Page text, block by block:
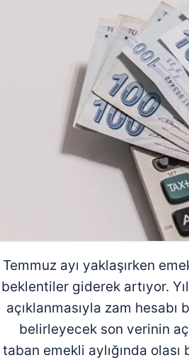
Temmuz ayı yaklaşırken
beklentiler giderek artıyor.
açıklanmasıyla zam
belirleyecek son verinin
taban emekli aylığında olası